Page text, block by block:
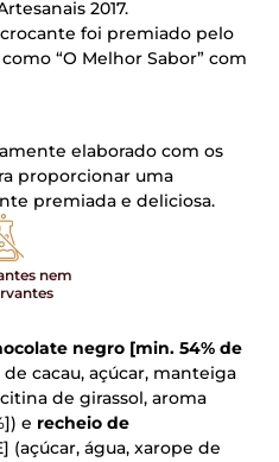
2017.
foi premiado pelo
“O Melhor Sabor” com
elaborado com os
proporcionar uma
premiada e deliciosa.
nem
negro [min. 54% de
cacau, açúcar, manteiga
de girassol, aroma
e recheio de
(açúcar, água, xarope de